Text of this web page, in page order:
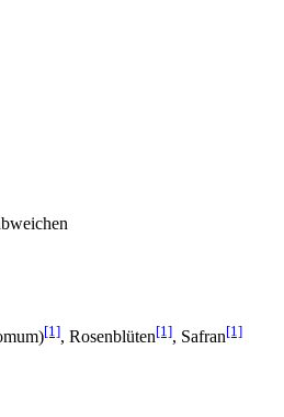
[1], Rosenblüten[1], Safran[1]